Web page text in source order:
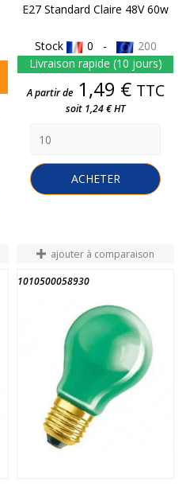
E27 Standard Claire 48V 60w
Stock 0 -
200
Livraison rapide (10 jours)
Prix
A partir de 1,49 € TTC
soit 1,24 € HT
ACHETER
ajouter à comparaison
1010500058930
FIN DE STOCK